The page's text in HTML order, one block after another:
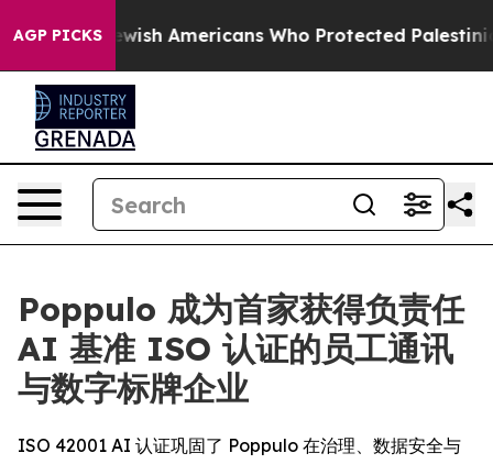
AGP PICKS
For Jewish Americans Who Protected
Poppulo 成为首家获得负责任
AI 基准 ISO 认证的员工通讯
与数字标牌企业
ISO 42001 AI 认证巩固了 Poppulo 在治理、数据安全与